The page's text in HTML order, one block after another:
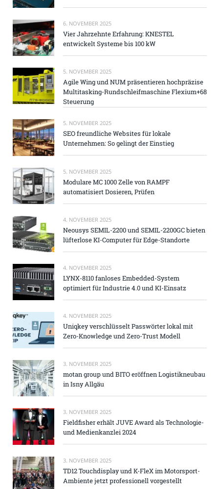
6. NOVEMBER 2025
Vier Jahrzehnte Erfahrung: KNESTEL
entwickelt Systeme bis 100 kW
5. NOVEMBER 2025
Agile Wing und NUM präsentieren hochpräzise
Multitasking-Rundschleifmaschine Flexium+68
Steuerung
5. NOVEMBER 2025
SEO freundliche Websites für lokale
Unternehmen: So gelingt der Einstieg
5. NOVEMBER 2025
Modulare MC 1000 Zelle von RAMPF
automatisiert Dosieren, Prüfen
4. NOVEMBER 2025
Neousys SEMIL-2200 und SEMIL-2200GC bieten
lüfterlose KI-Computer für Edge-Standorte
4. NOVEMBER 2025
LYNX-8110 fanloses Embedded-System
optimiert für Industrie 4.0 und KI-Einsatz
4. NOVEMBER 2025
Uniqkey verschlüsselt Passwörter lokal mit
Zero-Knowledge und Zero-Trust Modell
3. NOVEMBER 2025
motan group und BITO eröffnen Logistikneubau
in Isny Allgäu
3. NOVEMBER 2025
Fieldfisher erhält JUVE Award als Technologie-
und Medienkanzlei 2024
3. NOVEMBER 2025
TD12 Touchdisplay und K-FleX im Motorsport-
Ambiente jetzt professionell vorgestellt